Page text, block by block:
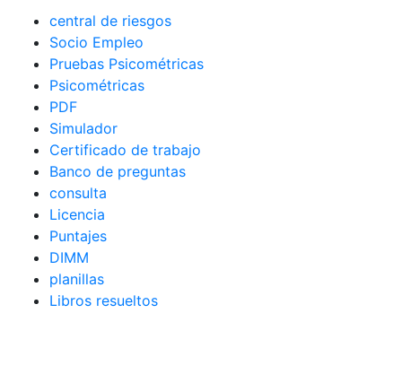
central de riesgos
Socio Empleo
Pruebas Psicométricas
Psicométricas
PDF
Simulador
Certificado de trabajo
Banco de preguntas
consulta
Licencia
Puntajes
DIMM
planillas
Libros resueltos